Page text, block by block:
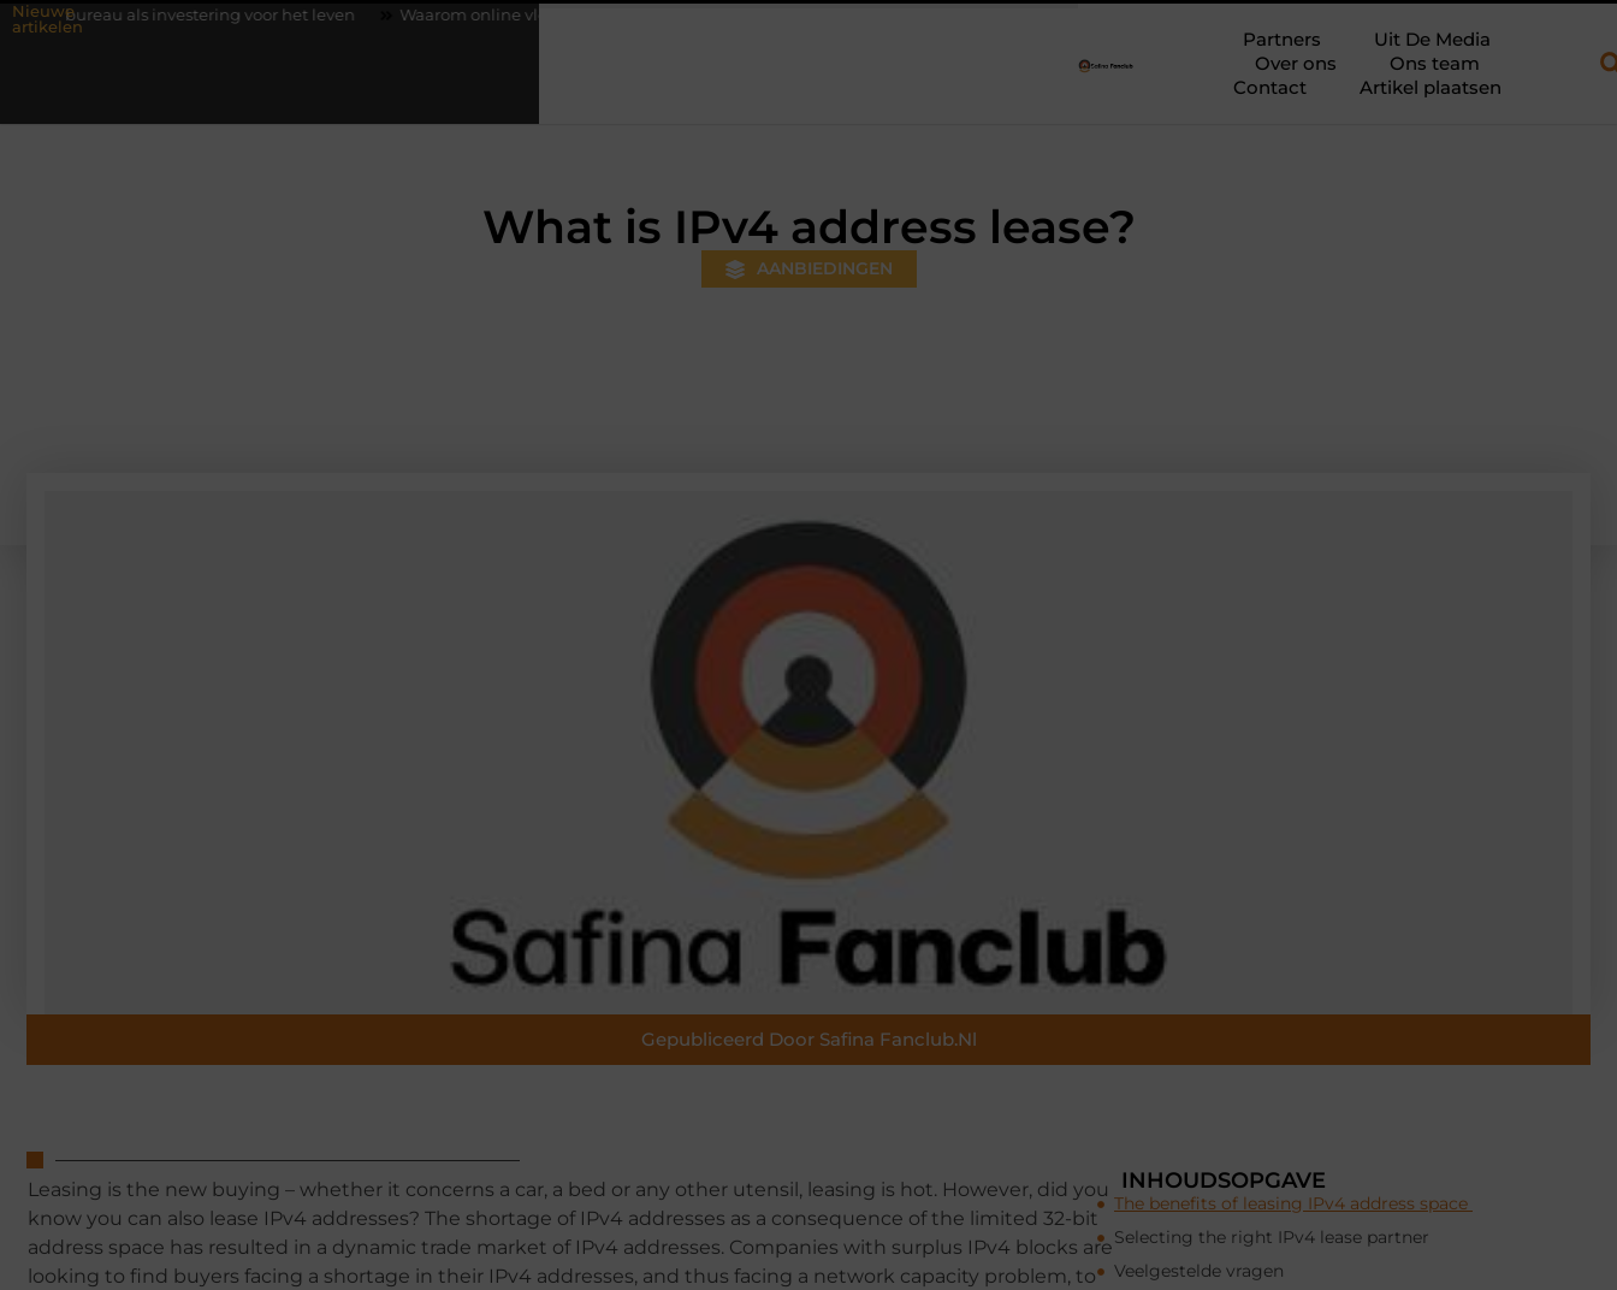
Nieuwe
artikelen
investering voor het leven Waarom online vlees bestellen steeds gewoner wordt
Partners
Uit De Media
Over ons
Ons team
Contact
Artikel plaatsen
What is IPv4 address lease?
AANBIEDINGEN
Gepubliceerd Door Safina Fanclub.nl
Leasing is the new buying – whether it concerns a car, a bed or any other utensil, leasing is hot. However, did you
know you can also lease IPv4 addresses? The shortage of IPv4 addresses as a consequence of the limited 32-bit
address space has resulted in a dynamic trade market of IPv4 addresses. Companies with surplus IPv4 blocks are
looking to find buyers facing a shortage in their IPv4 addresses, and thus facing a network capacity problem, to
INHOUDSOPGAVE
The benefits of leasing IPv4 address space
Selecting the right IPv4 lease partner
Veelgestelde vragen